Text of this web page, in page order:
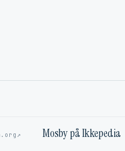
↗ Mosby på Ikkepedia